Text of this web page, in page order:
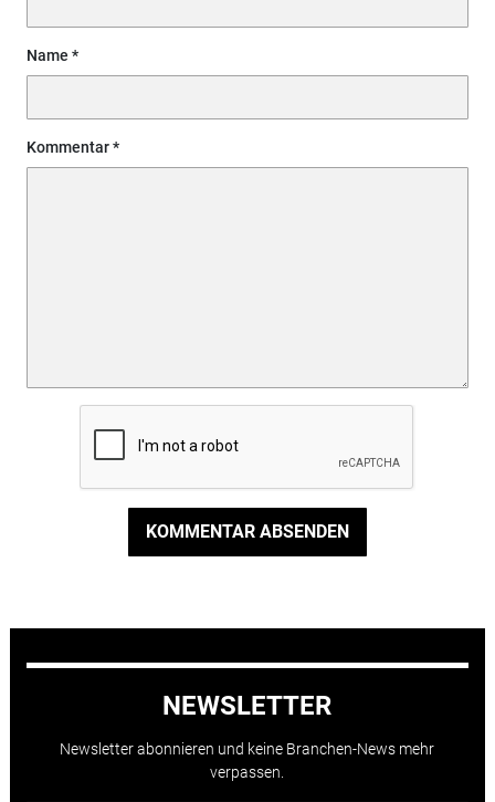
Name
Kommentar
KOMMENTAR ABSENDEN
NEWSLETTER
Newsletter abonnieren und keine Branchen-News mehr
verpassen.